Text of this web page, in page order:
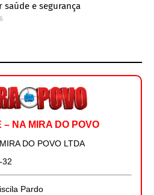
saúde e segurança
– NA MIRA DO POVO
DO POVO LTDA
32
Pardo